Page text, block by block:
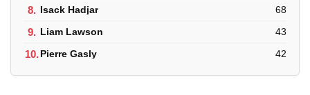
8. Isack Hadjar 68
9. Liam Lawson 43
10.Pierre Gasly 42